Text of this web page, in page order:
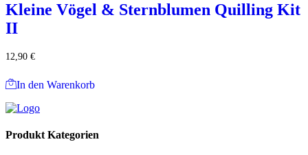
Kleine Vögel & Sternblumen Quilling Kit
II
12,90 €
In den Warenkorb
Produkt Kategorien